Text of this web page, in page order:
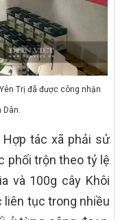
Trị đã được công nhận
Dân.
tác xã phải sử
phối trộn theo tỷ lệ
và 100g cây Khôi
tục trong nhiều